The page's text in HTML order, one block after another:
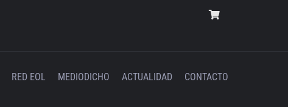
RED EOL MEDIODICHO ACTUALIDAD CONTACTO